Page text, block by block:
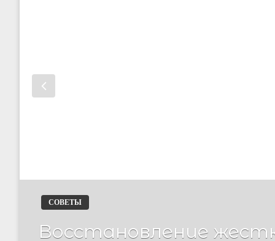
СОВЕТЫ
Восстановление